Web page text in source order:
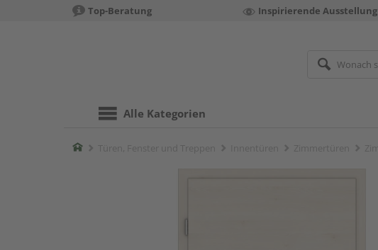
Top-Beratung Inspirierende Ausstellung
Alle Kategorien
Home